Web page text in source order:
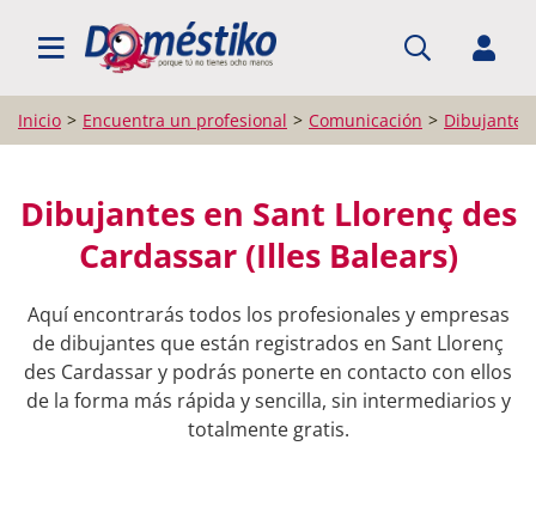
BUSCAR PROFESIONALES
Inicio Encuentra un profesional Comunicación Dibujantes
Dibujantes en Sant Llorenç des
Cardassar (Illes Balears)
Aquí encontrarás todos los profesionales y empresas
de dibujantes que están registrados en Sant Llorenç
des Cardassar y podrás ponerte en contacto con ellos
de la forma más rápida y sencilla, sin intermediarios y
totalmente gratis.